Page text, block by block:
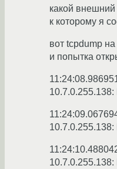
какой
к которому я
вот tcpdump
и попытка